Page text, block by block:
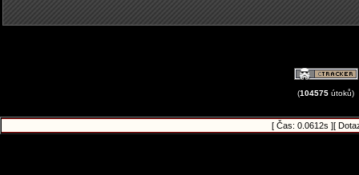
(104575 útoků)
[ Čas: 0.0612s ][